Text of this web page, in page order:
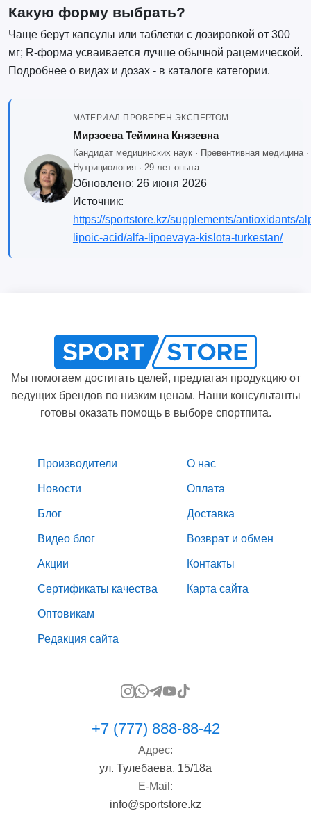
Какую форму выбрать?
Чаще берут капсулы или таблетки с дозировкой от 300
мг; R-форма усваивается лучше обычной рацемической.
Подробнее о видах и дозах - в каталоге категории.
МАТЕРИАЛ ПРОВЕРЕН ЭКСПЕРТОМ
Мирзоева Теймина Князевна
Кандидат медицинских наук · Превентивная медицина ·
Нутрициология · 29 лет опыта
Обновлено: 26 июня 2026
Источник:
https://sportstore.kz/supplements/antioxidants/
lipoic-acid/alfa-lipoevaya-kislota-turkestan/
Мы помогаем достигать целей, предлагая продукцию от
ведущих брендов по низким ценам. Наши консультанты
готовы оказать помощь в выборе спортпита.
Производители
Новости
Блог
Видео блог
Акции
Сертификаты качества
Оптовикам
Редакция сайта
О нас
Оплата
Доставка
Возврат и обмен
Контакты
Карта сайта
+7 (777) 888-88-42
Адрес:
ул. Тулебаева, 15/18а
E-Mail:
info@sportstore.kz